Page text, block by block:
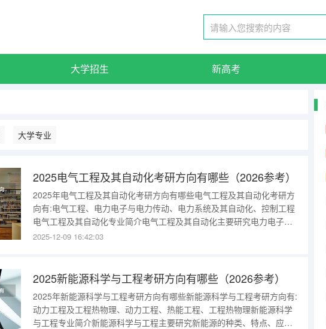
大学招生 新高考
大学专业
2025电气工程及其自动化考研方向有哪些（2026参考）
2025年电气工程及其自动化考研方向有哪些电气工程及其自动化考研方
向有:电气工程、电力电子与电力传动、电力系统及其自动化、控制工程
电气工程及其自动化专业简介电气工程及其自动化主要研究电力电子技
术、自动化控制技术、计算机技术等相关领域的基本知识和技能，进行
家用电饭煲等实现自
2025-12-09 16:42:03
2025新能源科学与工程考研方向有哪些（2026参考）
2025年新能源科学与工程考研方向有哪些新能源科学与工程考研方向有:
动力工程及工程热物理、动力工程、热能工程、工程热物理新能源科学
与工程专业简介新能源科学与工程主要研究新能源的种类、特点、应用